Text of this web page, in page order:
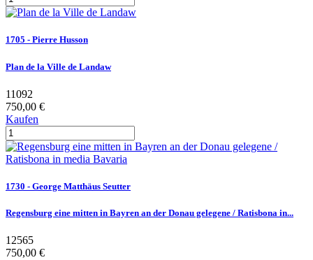
1705 - Pierre Husson
Plan de la Ville de Landaw
11092
750,00 €
Kaufen
1730 - George Matthäus Seutter
Regensburg eine mitten in Bayren an der Donau gelegene / Ratisbona in...
12565
750,00 €